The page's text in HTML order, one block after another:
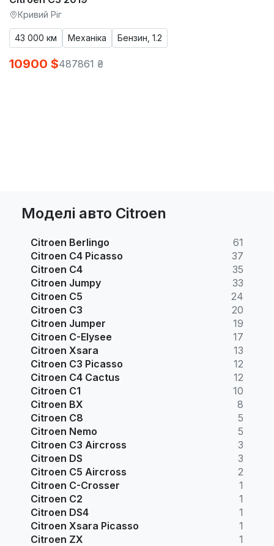
Кривий Ріг
43 000 км Механіка Бензин, 1.2
10900 $487861 ₴
Моделі авто Citroen
Citroen Berlingo
61
Citroen C4 Picasso
37
Citroen C4
35
Citroen Jumpy
33
Citroen C5
24
Citroen C3
20
Citroen Jumper
19
Citroen C-Elysee
17
Citroen Xsara
13
Citroen C3 Picasso
12
Citroen C4 Cactus
12
Citroen C1
10
Citroen BX
8
Citroen C8
5
Citroen Nemo
5
Citroen C3 Aircross
3
Citroen DS
3
Citroen C5 Aircross
2
Citroen C-Crosser
1
Citroen C2
1
Citroen DS4
1
Citroen Xsara Picasso
1
Citroen ZX
1